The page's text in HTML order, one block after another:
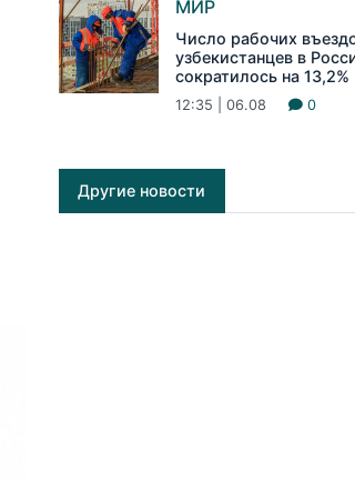
МИР
Число рабочих
узбекистанцев в
сократилось на 13,2%
12:35 | 06.08 0
Другие новости